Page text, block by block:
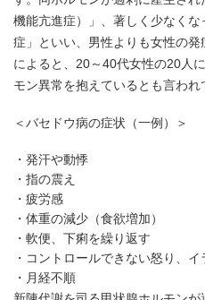
機能亢進症）」、著しく少なく
症」といい、男性よりも女性の
によると、20～40代女性の20人
モン異常を抱えているとも言われ
＜バセドウ病の症状（一例）＞
発汗や動悸
指の震え
疲労感
体重の減少（食欲増加）
軟便、下痢を繰り返す
コントロールできない怒り、イ
月経不順